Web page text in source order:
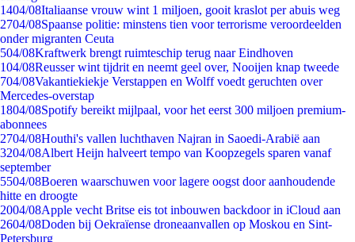
1404/08Italiaanse vrouw wint 1 miljoen, gooit kraslot per abuis weg
2704/08Spaanse politie: minstens tien voor terrorisme veroordeelden
onder migranten Ceuta
504/08Kraftwerk brengt ruimteschip terug naar Eindhoven
104/08Reusser wint tijdrit en neemt geel over, Nooijen knap tweede
704/08Vakantiekiekje Verstappen en Wolff voedt geruchten over
Mercedes-overstap
1804/08Spotify bereikt mijlpaal, voor het eerst 300 miljoen premium-
abonnees
2704/08Houthi's vallen luchthaven Najran in Saoedi-Arabië aan
3204/08Albert Heijn halveert tempo van Koopzegels sparen vanaf
september
5504/08Boeren waarschuwen voor lagere oogst door aanhoudende
hitte en droogte
2004/08Apple vecht Britse eis tot inbouwen backdoor in iCloud aan
2604/08Doden bij Oekraïense droneaanvallen op Moskou en Sint-
Petersburg